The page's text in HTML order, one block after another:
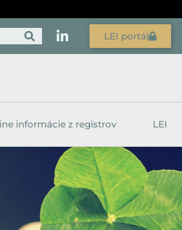
LEI portál
informácie z registrov LEI